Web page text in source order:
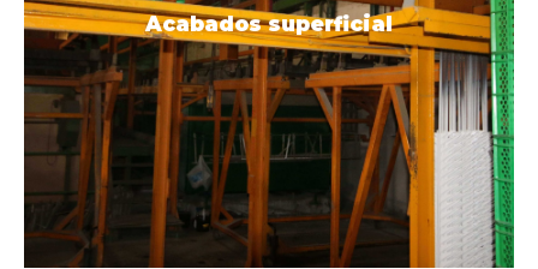
Acabados superficial
Acabados
superficial